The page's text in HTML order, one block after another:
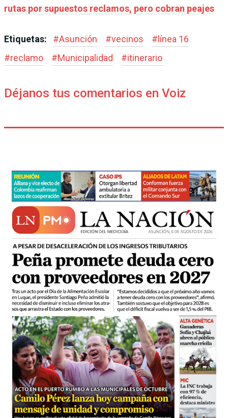
rutas por supuestos reclamos, pero cobran peajes
Etiquetas: #Asunción #vecinos # línea 16
#reclamo #Municipalidad #itinerario
Déjanos tus comentarios en Voiz